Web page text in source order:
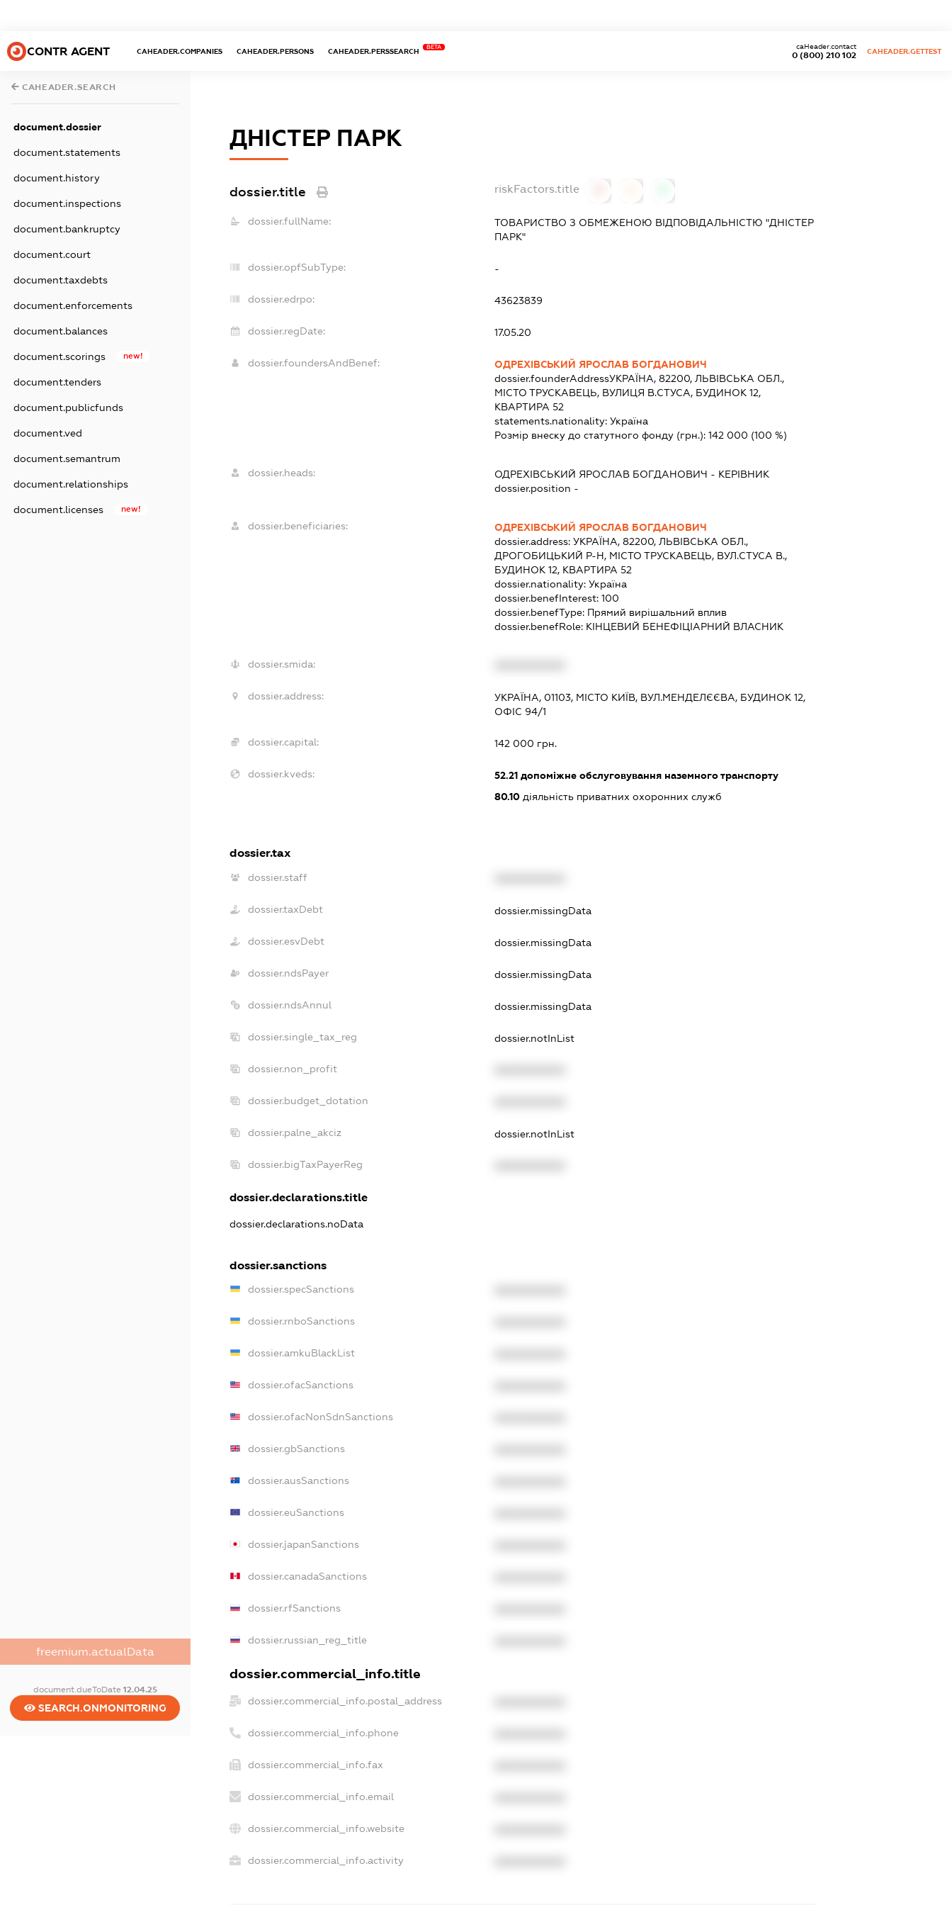
CONTR AGENT CAHEADER.COMPANIES CAHEADER.PERSONS CAHEADER.PERSSEARCH
BETA
0 (800) 210 102
caHeader.contact
CAHEADER.GETTEST
CAHEADER.SEARCH
document.dossier
document.statements
document.history
document.inspections
document.bankruptcy
document.court
document.taxdebts
document.enforcements
document.balances
document.scorings new!
document.tenders
document.publicfunds
document.ved
document.semantrum
document.relationships
document.licenses new!
freemium.actualData
document.dueToDate 12.04.25
SEARCH.ONMONITORING
ДНІСТЕР ПАРК
dossier.title riskFactors.title
dossier.fullName:
ТОВАРИСТВО З ОБМЕЖЕНОЮ ВІДПОВІДАЛЬНІСТЮ "ДНІСТЕР
ПАРК"
dossier.opfSubType: -
dossier.edrpo: 43623839
dossier.regDate: 17.05.20
dossier.foundersAndBenef:
ОДРЕХІВСЬКИЙ ЯРОСЛАВ БОГДАНОВИЧ
dossier.founderAddressУКРАЇНА, 82200, ЛЬВІВСЬКА ОБЛ.,
МІСТО ТРУСКАВЕЦЬ, ВУЛИЦЯ В.СТУСА, БУДИНОК 12,
КВАРТИРА 52
statements.nationality: Україна
Розмір внеску до статутного фонду (грн.): 142 000 (100 %)
dossier.heads: ОДРЕХІВСЬКИЙ ЯРОСЛАВ БОГДАНОВИЧ - КЕРІВНИК
dossier.position -
dossier.beneficiaries:
ОДРЕХІВСЬКИЙ ЯРОСЛАВ БОГДАНОВИЧ
dossier.address: УКРАЇНА, 82200, ЛЬВІВСЬКА ОБЛ.,
ДРОГОБИЦЬКИЙ Р-Н, МІСТО ТРУСКАВЕЦЬ, ВУЛ.СТУСА В.,
БУДИНОК 12, КВАРТИРА 52
dossier.nationality: Україна
dossier.benefInterest: 100
dossier.benefType: Прямий вирішальний вплив
dossier.benefRole: КІНЦЕВИЙ БЕНЕФІЦІАРНИЙ ВЛАСНИК
dossier.smida:
dossier.address:
УКРАЇНА, 01103, МІСТО КИЇВ, ВУЛ.МЕНДЕЛЄЄВА, БУДИНОК 12,
ОФІС 94/1
dossier.capital: 142 000 грн.
dossier.kveds: 52.21допоміжне обслуговування наземного транспорту
80.10діяльність приватних охоронних служб
dossier.tax
dossier.staff
dossier.taxDebt dossier.missingData
dossier.esvDebt dossier.missingData
dossier.ndsPayer dossier.missingData
dossier.ndsAnnul dossier.missingData
dossier.single_tax_reg dossier.notInList
dossier.non_profit
dossier.budget_dotation
dossier.palne_akciz dossier.notInList
dossier.bigTaxPayerReg
dossier.declarations.title
dossier.declarations.noData
dossier.sanctions
dossier.specSanctions
dossier.rnboSanctions
dossier.amkuBlackList
dossier.ofacSanctions
dossier.ofacNonSdnSanctions
dossier.gbSanctions
dossier.ausSanctions
dossier.euSanctions
dossier.japanSanctions
dossier.canadaSanctions
dossier.rfSanctions
dossier.russian_reg_title
dossier.commercial_info.title
dossier.commercial_info.postal_address
dossier.commercial_info.phone
dossier.commercial_info.fax
dossier.commercial_info.email
dossier.commercial_info.website
dossier.commercial_info.activity